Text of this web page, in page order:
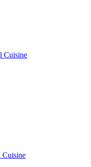
Cuisine
Cuisine